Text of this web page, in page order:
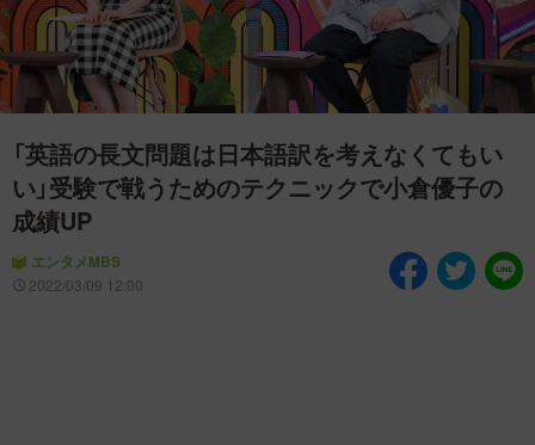
推しといつまでも 月曜の蛙、大海を知る。
マニアックでメカニカル
ポーツ
何が起こるかホンマにわ
トリセツ
情熱大陸を読む
レストランだけじゃない
「英語の長文問題は日本語訳を考えなくてもい
い」受験で戦うためのテクニックで小倉優子の
成績UP
エンタメMBS
2022/03/09 12:00